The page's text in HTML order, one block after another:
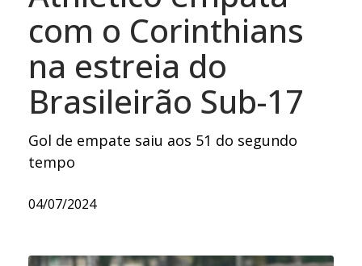
com o Corinthians
na estreia do
Brasileirão Sub-17
Gol de empate saiu aos 51 do segundo
tempo
04/07/2024